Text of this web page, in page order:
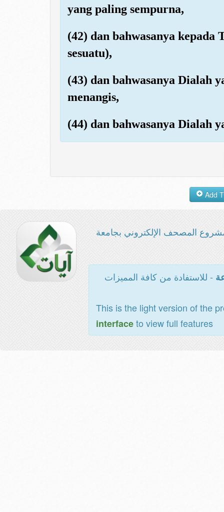
yang paling sempurna,
(42) dan bahwasanya kepada
sesuatu),
(43) dan bahwasanya Dialah
menangis,
(44) dan bahwasanya Dialah
المصحف الإلكتروني بجامعة
- للاستفادة من كافة المميزات
This is the light version of the
interfaceto view full features